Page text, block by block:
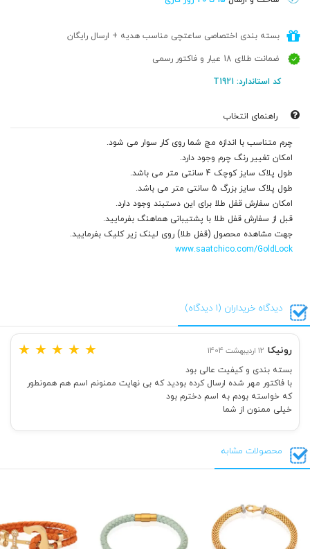
بسته بندی اختصاصی ساعتچی مناسب هدیه + ارسال رایگان
ضمانت طلای 18 عیار و فاکتور رسمی
کد استاندارد: T1921
راهنمای انتخاب
چرم متناسب با اندازه مچ شما روی کار سوار می شود.
امکان تغییر رنگ چرم وجود دارد.
طول پلاک سایز کوچک 4 سانتی متر می باشد.
طول پلاک سایز بزرگ 5 سانتی متر می باشد.
امکان سفارش قفل طلا برای این دستبند وجود دارد.
قبل از سفارش قفل طلا با پشتیبانی هماهنگ بفرمایید.
جهت مشاهده محصول (قفل طلا) روی لینک زیر کلیک بفرمایید.
www.saatchico.com/GoldLock
دیدگاه خریداران (1 دیدگاه)
رونیکا 12 اردیبهشت 1404 ★ ★ ★ ★ ★
بسته بندی و کیفیت عالی بود
با فاکتور مهر شده ارسال کرده بودید که بی نهایت ممنونم اسم هم همونطور
که خواسته بودم به اسم دخترم بود
خیلی ممنون از شما
محصولات مشابه